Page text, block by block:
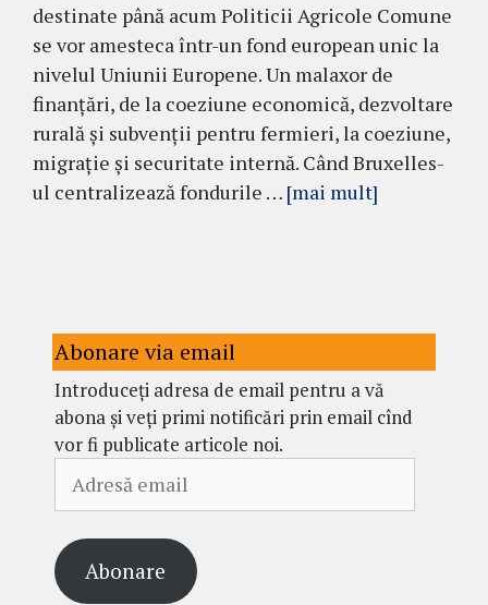
destinate până acum Politicii Agricole Comune
se vor amesteca într-un fond european unic la
nivelul Uniunii Europene. Un malaxor de
finanțări, de la coeziune economică, dezvoltare
rurală și subvenții pentru fermieri, la coeziune,
migrație și securitate internă. Când Bruxelles-
ul centralizează fondurile … [mai mult]
Abonare via email
Introduceți adresa de email pentru a vă
abona și veți primi notificări prin email cînd
vor fi publicate articole noi.
email
Abonare